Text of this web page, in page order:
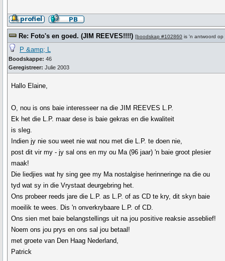
Re: Foto's en goed. (JIM REEVES!!!!) [boodskap #102860 is 'n antwoord op
P &amp; L
Boodskappe: 46
Geregistreer: Julie 2003
Hallo Elaine,
O, nou is ons baie interesseer na die JIM REEVES L.P.
Ek het die L.P. maar dese is baie gekras en die kwaliteit
is sleg.
Indien jy nie sou weet nie wat nou met die L.P. te doen nie,
post dit vir my - jy sal ons en my ou Ma (96 jaar) 'n baie groot plesier
maak!
Die liedjies wat hy sing gee my Ma nostalgise herinneringe na die ou
tyd wat sy in die Vrystaat deurgebring het.
Ons probeer reeds jare die L.P. as L.P. of as CD te kry, dit skyn baie
moeilik te wees. Dis 'n onverkrybaare L.P. of CD.
Ons sien met baie belangstellings uit na jou positive reaksie asseblief!
Noem ons jou prys en ons sal jou betaal!
met groete van Den Haag Nederland,
Patrick